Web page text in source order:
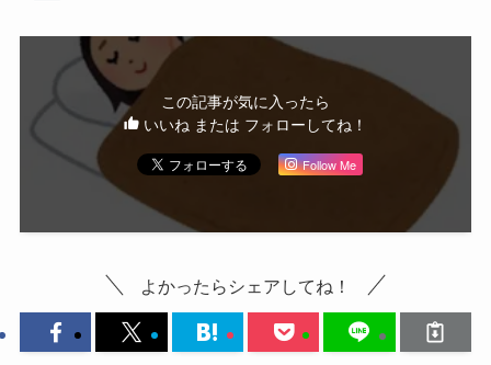
この記事が気に入ったら
いいね または フォローしてね！
Follow Me
よかったらシェアしてね！